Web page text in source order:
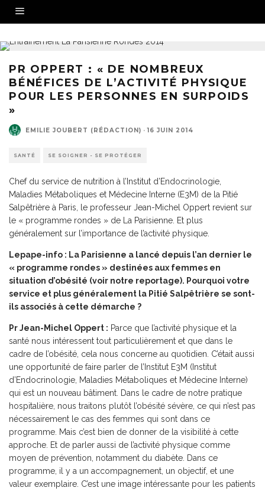
PR OPPERT : « DE NOMBREUX
BÉNÉFICES DE L’ACTIVITÉ PHYSIQUE
POUR LES PERSONNES EN SURPOIDS
»
EMILIE JOUBERT (RÉDACTION) · 16 JUIN 2014
SANTÉ SE SOIGNER - SE PROTÉGER
Chef du service de nutrition à l’Institut d’Endocrinologie,
Maladies Métaboliques et Médecine Interne (E3M) de la Pitié
Salpêtrière à Paris, le professeur Jean-Michel Oppert revient sur
le « programme rondes » de La Parisienne. Et plus
généralement sur l’importance de l’activité physique.
Lepape-info : La Parisienne a lancé depuis l’an dernier le
« programme rondes » destinées aux femmes en
situation d’obésité (voir notre reportage). Pourquoi votre
service et plus généralement la Pitié Salpêtrière se sont-
ils associés à cette démarche ?
Pr Jean-Michel Oppert : Parce que l’activité physique et la
santé nous intéressent tout particulièrement et que dans le
cadre de l’obésité, cela nous concerne au quotidien. C’était aussi
une opportunité de faire parler de l’Institut E3M (Institut
d’Endocrinologie, Maladies Métaboliques et Médecine Interne)
qui est un nouveau bâtiment. Dans le cadre de notre pratique
hospitalière, nous traitons plutôt l’obésité sévère, ce qui n’est pas
nécessairement le cas des femmes qui sont dans ce
programme. Mais c’est bien de donner de la visibilité à cette
approche. Et de parler aussi de l’activité physique comme
moyen de prévention, notamment du diabète. Dans ce
programme, il y a un accompagnement, un objectif, et une
valeur exemplaire. C’est une image intéressante pour les patients